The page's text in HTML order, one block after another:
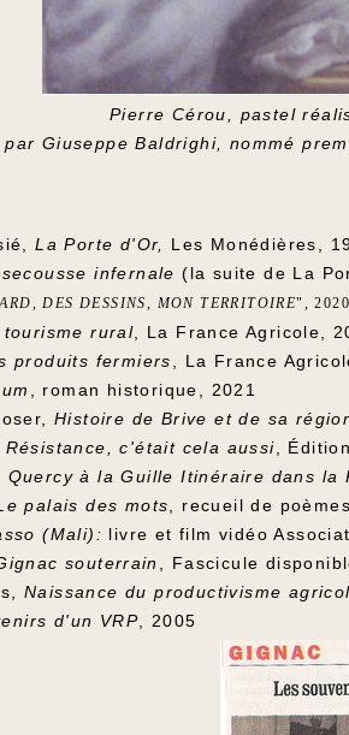
Pierre Cérou, pastel
par Giuseppe Baldrighi, nommé
La Porte d'Or,
Les Monédières,
infernale (la suite de La
DES DESSINS, MON TERRITOIRE", 2020
tourisme rural , La France Agricole,
produits fermiers
, La France
, roman historique, 2021
Histoire de Brive et de sa
Résistance, c'était cela aussi ,
Quercy à la Guille Itinéraire dans la
palais des mots , recueil de
(Mali): livre et film vidéo
souterrain
, Fascicule
Naissance du productivisme
d'un VRP, 2005